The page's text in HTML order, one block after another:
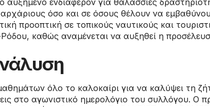
όσο και σε όσους θέλουν να
προοπτική σε τοπικούς ναυτικούς και
καθώς αναμένεται να αυξηθεί η
όλο το καλοκαίρι για να καλύψει τη
στο αγωνιστικό ημερολόγιο του συλλόγου.